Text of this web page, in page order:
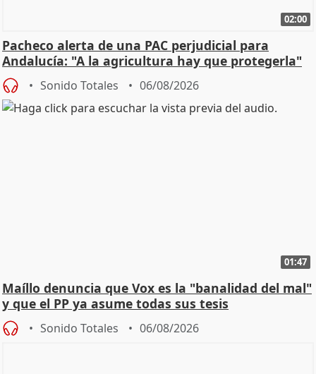
02:00
Pacheco alerta de una PAC perjudicial para
Andalucía: "A la agricultura hay que protegerla"
Sonido Totales 06/08/2026
01:47
Maíllo denuncia que Vox es la "banalidad del mal"
y que el PP ya asume todas sus tesis
Sonido Totales 06/08/2026